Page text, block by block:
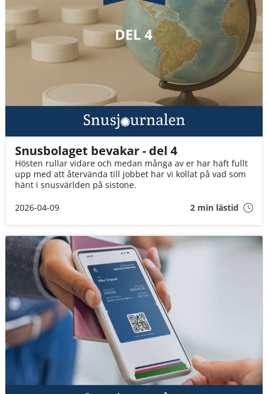
Snusbolaget bevakar - del 4
Hösten rullar vidare och medan många av er har haft fullt
upp med att återvända till jobbet har vi kollat på vad som
hänt i snusvärlden på sistone.
2026-04-09
2 min lästid